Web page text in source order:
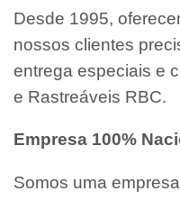
Desde 1995,
nossos clientes
entrega especiais e
e Rastreáveis RBC.
Empresa 100%
Somos uma